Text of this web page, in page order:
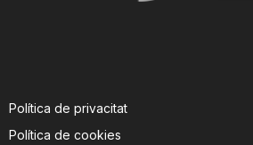
Política de privacitat
Política de cookies